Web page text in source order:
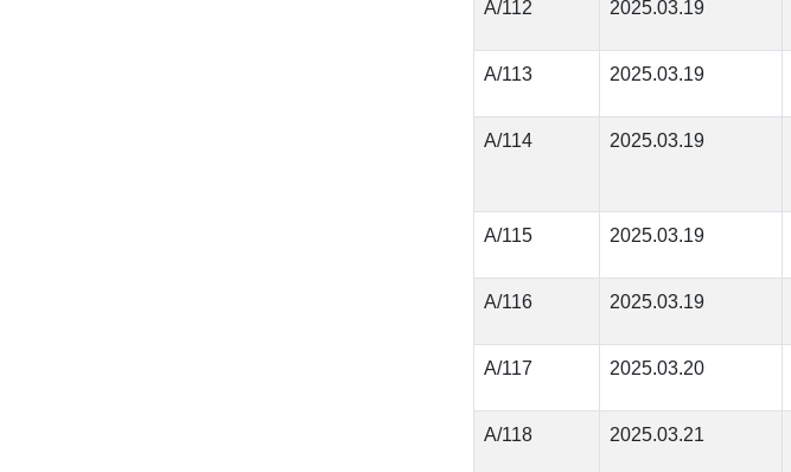
А/112 2025.03.19
А/113 2025.03.19
А/114 2025.03.19
А/115 2025.03.19
А/116 2025.03.19
А/117 2025.03.20
А/118 2025.03.21